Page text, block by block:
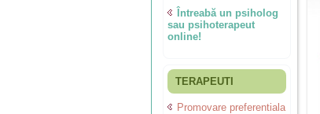
Întreabă un psiholog
sau psihoterapeut
online!
TERAPEUTI
Promovare preferentiala